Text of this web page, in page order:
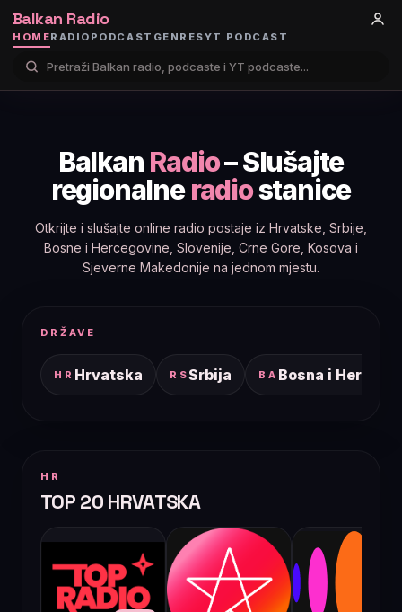
Balkan Radio
HOMERADIO PODCAST GENRESYT PODCAST
Balkan Radio– Slušajte
regionalneradiostanice
Otkrijte i slušajte online radio postaje iz Hrvatske, Srbije,
Bosne i Hercegovine, Slovenije, Crne Gore, Kosova i
Sjeverne Makedonije na jednom mjestu.
DRŽAVE
HR Hrvatska RSSrbija BA Bosna i
HR
TOP 20 HRVATSKA